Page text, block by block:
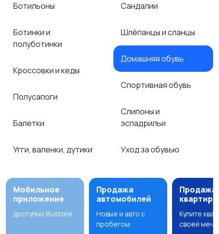
Ботильоны
Ботинки и
полуботинки
Кроссовки и кеды
Полусапоги
Балетки
Угги, валенки, дутики
Сандалии
Шлёпанцы и сланцы
Домашняя обувь
Спортивная обувь
Слипоны и
эспадрильи
Уход за обувью
Мобильное
приложение
доступно Rustore
Продажа
автомобилей
Новые и авто с
пробегом
Продажа
квартир
Купите
своей